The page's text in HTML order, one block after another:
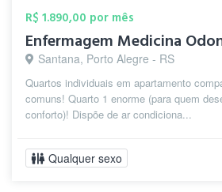
R$ 1.890,00 por mês
Santana, Porto Alegre - RS
Quartos individuais em apartamento
comuns! Quarto 1 enorme (para quem
conforto)! Dispõe de ar condiciona...
Qualquer sexo